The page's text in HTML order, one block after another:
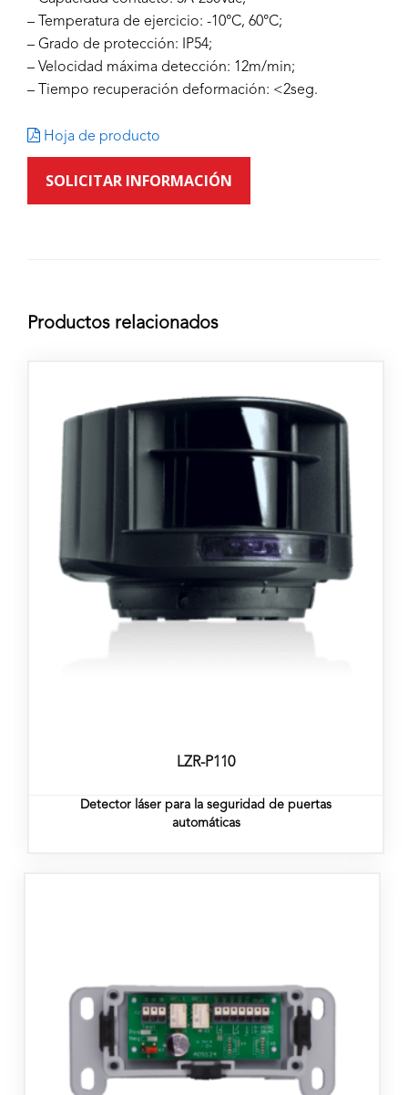
– Temperatura de ejercicio: -10°C, 60°C;
– Grado de protección: IP54;
– Velocidad máxima detección: 12m/min;
– Tiempo recuperación deformación: <2seg.
Hoja de producto
SOLICITAR INFORMACIÓN
Productos relacionados
LZR-P110
Detector láser para la seguridad de puertas
automáticas